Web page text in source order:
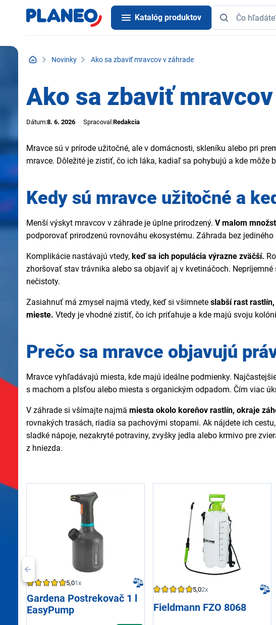
Katalóg produktov
Novinky Ako sa zbaviť mravcov v záhrade
Ako sa zbaviť
Dátum:8. 6. 2026 Spracoval:Redakcia
Mravce sú v prírode užitočné, ale v domácnosti, skleníku alebo pri
mravce. Dôležité je zistiť, čo ich láka, kadiaľ sa pohybujú a kde
Kedy sú mravce užitočné a
Menší výskyt mravcov v záhrade je úplne prirodzený. V malom
podporovať prirodzenú rovnováhu ekosystému. Záhrada bez
Komplikácie nastávajú vtedy, keď sa ich populácia výrazne zväčší.
zhoršovať stav trávnika alebo sa objaviť aj v kvetináčoch.
nečistoty.
Zasiahnuť má zmysel najmä vtedy, keď si všimnete slabší rast
mieste. Vtedy je vhodné zistiť, čo ich priťahuje a kde majú svoju
Prečo sa mravce objavujú
Mravce vyhľadávajú miesta, kde majú ideálne podmienky.
s machom a plsťou alebo miesta s organickým odpadom. Čím viac
V záhrade si všímajte najmä miesta okolo koreňov rastlín, okraje
rovnakých trasách, riadia sa pachovými stopami. Ak nájdete ich
sladké nápoje, nezakryté potraviny, zvyšky jedla alebo krmivo pre
z hniezda.
5,01x
Gardena Postrekovač 1 l
EasyPump
5,02x
Fieldmann FZO 8068